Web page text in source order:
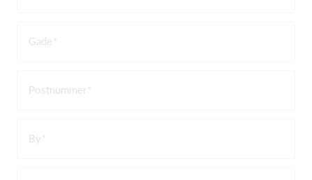
Gade
Postnummer
By